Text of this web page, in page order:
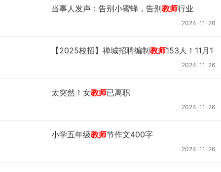
当事人发声：告别小蜜蜂，告别教师行业
2024-11-26
【2025校招】禅城招聘编制教师153人！11月1
2024-11-26
太突然！女教师已离职
2024-11-26
小学五年级教师节作文400字
2024-11-26